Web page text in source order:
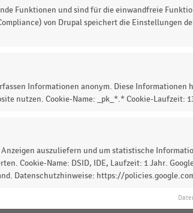
auf den
auf den
Funktionen und sind für die einwandfreie
von Drupal speichert die Einstellungen
Informationen anonym. Diese Informationen
nutzen. Cookie-Name: _pk_*.* Cookie-Laufzeit:
Anzeigen auszuliefern und um statistische
Cookie-Name: DSID, IDE, Laufzeit: 1 Jahr.
Datenschutzhinweise: https://